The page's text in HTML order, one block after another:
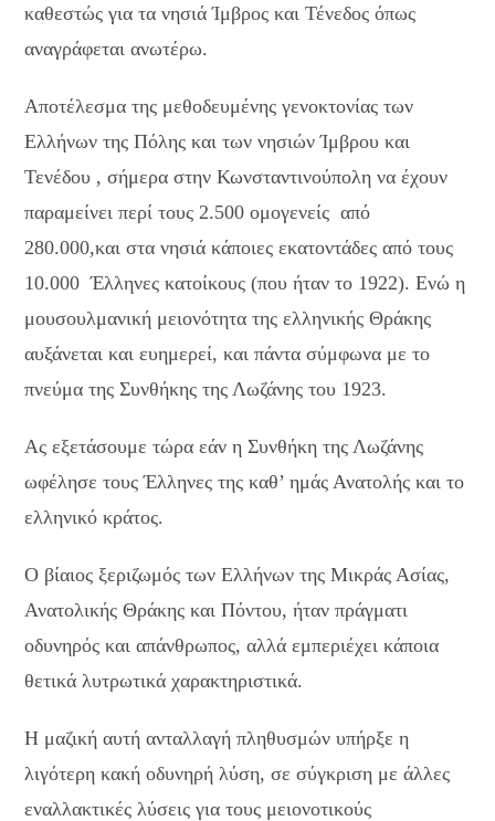
καθεστώς για τα νησιά Ίμβρος και Τένεδος όπως
αναγράφεται ανωτέρω.
Αποτέλεσμα της μεθοδευμένης γενοκτονίας των
Ελλήνων της Πόλης και των νησιών Ίμβρου και
Τενέδου , σήμερα στην Κωνσταντινούπολη να έχουν
παραμείνει περί τους 2.500 ομογενείς από
280.000,και στα νησιά κάποιες εκατοντάδες από τους
10.000 Έλληνες κατοίκους (που ήταν το 1922). Ενώ η
μουσουλμανική μειονότητα της ελληνικής Θράκης
αυξάνεται και ευημερεί, και πάντα σύμφωνα με το
πνεύμα της Συνθήκης της Λωζάνης του 1923.
Ας εξετάσουμε τώρα εάν η Συνθήκη της Λωζάνης
ωφέλησε τους Έλληνες της καθ’ ημάς Ανατολής και το
ελληνικό κράτος.
Ο βίαιος ξεριζωμός των Ελλήνων της Μικράς Ασίας,
Ανατολικής Θράκης και Πόντου, ήταν πράγματι
οδυνηρός και απάνθρωπος, αλλά εμπεριέχει κάποια
θετικά λυτρωτικά χαρακτηριστικά.
Η μαζική αυτή ανταλλαγή πληθυσμών υπήρξε η
λιγότερη κακή οδυνηρή λύση, σε σύγκριση με άλλες
εναλλακτικές λύσεις για τους μειονοτικούς